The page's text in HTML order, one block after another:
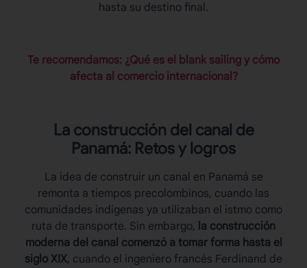
hasta su destino final.
Te recomendamos: ¿Qué es el blank sailing y cómo
afecta al comercio internacional?
La construcción del canal de
Panamá: Retos y logros
La idea de construir un canal en Panamá se
remonta a tiempos precolombinos, cuando las
comunidades indígenas ya utilizaban el istmo como
ruta de transporte. Sin embargo, la construcción
moderna del canal comenzó a tomar forma hasta el
siglo XIX, cuando el ingeniero francés Ferdinand de